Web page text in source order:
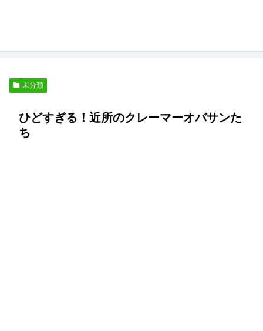
未分類
ひどすぎる！近所のクレーマーオバサンた
ち